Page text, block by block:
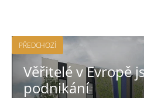
PŘEDCHOZÍ
Věřitelé v Evropě
podnikání